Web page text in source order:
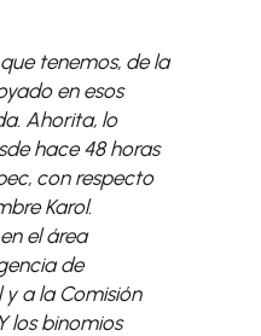
tenemos, de la
en esos
Ahorita, lo
hace 48 horas
con respecto
Karol.
el área
de
a la Comisión
los binomios